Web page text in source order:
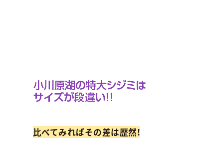
比べてみればその差は歴然!